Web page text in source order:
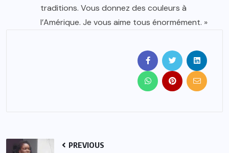
traditions. Vous donnez des couleurs à
l’Amérique. Je vous aime tous énormément. »
PREVIOUS